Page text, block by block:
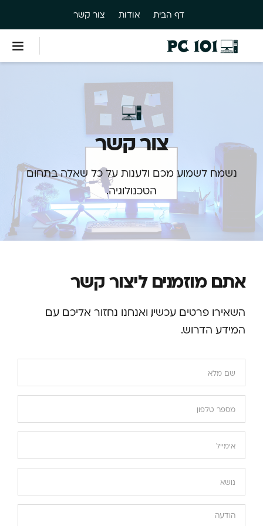
דף הבית אודות צור קשר
צור קשר
נשמח לשמוע מכם ולענות על כל שאלה בתחום
הטכנולוגיה.
אתם מוזמנים ליצור קשר
השאירו פרטים עכשיו, ואנחנו נחזור אליכם עם
המידע הדרוש.